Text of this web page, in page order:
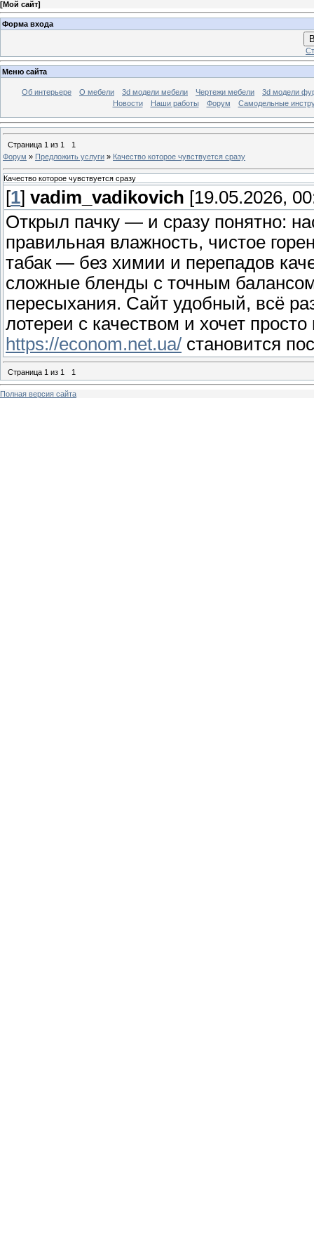
[Мой сайт]
Форма входа
Меню сайта
Об интерьере О мебели 3d модели мебели Чертежи мебели
3d модели
Новости
Наши работы Форум Самодельные
Страница 1 из 1
1
Форум » Предложить услуги » Качество которое чувствуется сразу
Качество которое чувствуется сразу
[1] vadim_vadikovich [19.05.2026,
Открыл пачку — и сразу понятно:
правильная влажность, чистое
табак — без химии и перепадов
сложные бленды с точным
пересыхания. Сайт удобный, всё
лотереи с качеством и хочет
https://econom.net.ua/ становится
Страница 1 из 1 1
Полная версия сайта